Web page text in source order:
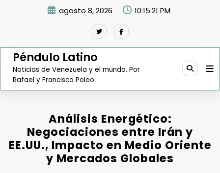
agosto 8, 2026 10:15:22 PM
Péndulo Latino
Noticias de Venezuela y el mundo. Por
Rafael y Francisco Poleo.
Análisis Energético:
Negociaciones entre Irán y
EE.UU., Impacto en Medio Oriente
y Mercados Globales